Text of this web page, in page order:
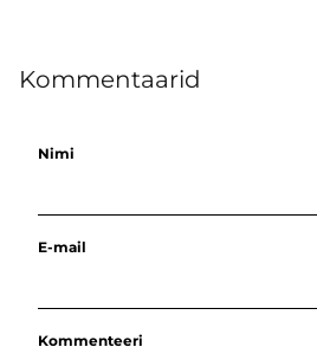
Kommentaarid
Nimi
E-mail
Kommenteeri